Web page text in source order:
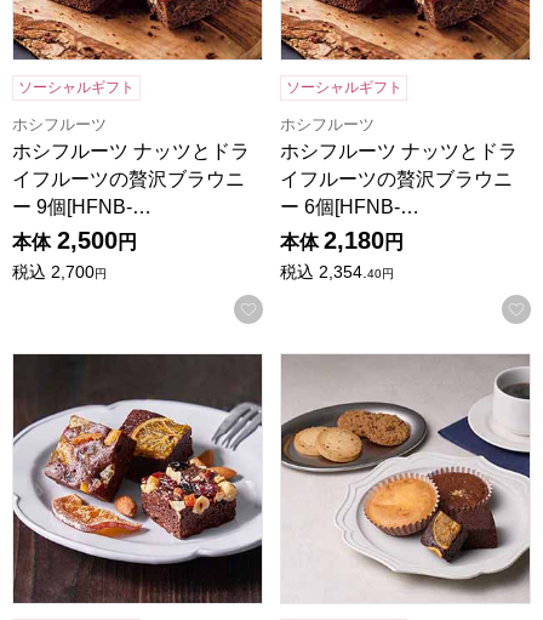
ソーシャルギフト
ホシフルーツ
ホシフルーツ ナッツとドラ
イフルーツの贅沢ブラウニ
ー 9個[HFNB-…
本体 2,500円
税込 2,700円
お気に入りに登録する
ソーシャルギフト
ホシフルーツ
ホシフルーツ ナッツとドラ
イフルーツの贅沢ブラウニ
ー 6個[HFNB-…
本体 2,180円
税込 2,354. 40円
ホシフルーツ ナッツとドライフルーツの贅沢ブラウニー 3
ホテルオークラスイーツギ